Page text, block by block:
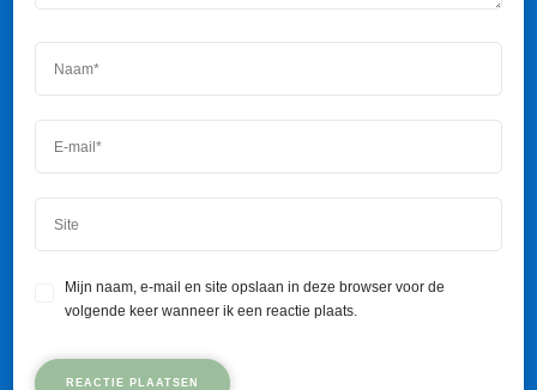
Mijn naam, e-mail en site opslaan in deze browser voor de
volgende keer wanneer ik een reactie plaats.